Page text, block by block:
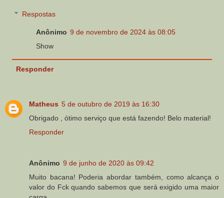
Respostas
Anônimo 9 de novembro de 2024 às 08:05
Show
Responder
Matheus 5 de outubro de 2019 às 16:30
Obrigado , ótimo serviço que está fazendo! Belo material!
Responder
Anônimo 9 de junho de 2020 às 09:42
Muito bacana! Poderia abordar também, como alcança o
valor do Fck quando sabemos que será exigido uma maior